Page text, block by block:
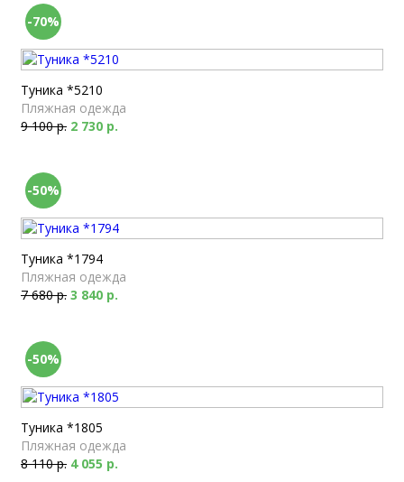
-70%
Туника *5210
Пляжная одежда
9 100 р. 2 730 р.
-50%
Туника *1794
Пляжная одежда
7 680 р. 3 840 р.
-50%
Туника *1805
Пляжная одежда
8 110 р. 4 055 р.